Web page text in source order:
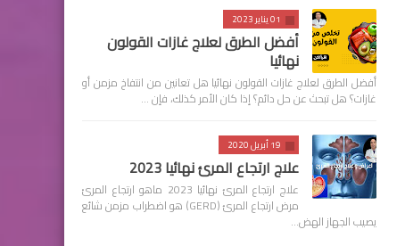
01 يناير 2023
أفضل الطرق لعلاج غازات القولون
نهائيا
أفضل الطرق لعلاج غازات القولون نهائيا هل تعانين من انتفاخ مزمن أو
غازات؟ هل تبحث عن حل دائم؟ إذا كان الأمر كذلك، فإن …
19 أبريل 2020
علاج ارتجاع المرئ نهائيا 2023
علاج ارتجاع المرئ نهائيا 2023 ماهو ارتجاع المرئ
مرض ارتجاع المرئ (GERD) هو اضطراب مزمن شائع
يصيب الجهاز الهض…